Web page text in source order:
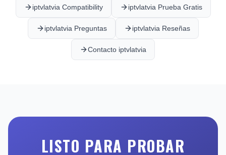
iptvlatvia Compatibility iptvlatvia Prueba Gratis
iptvlatvia Preguntas iptvlatvia Reseñas
Contacto iptvlatvia
LISTO PARA PROBAR